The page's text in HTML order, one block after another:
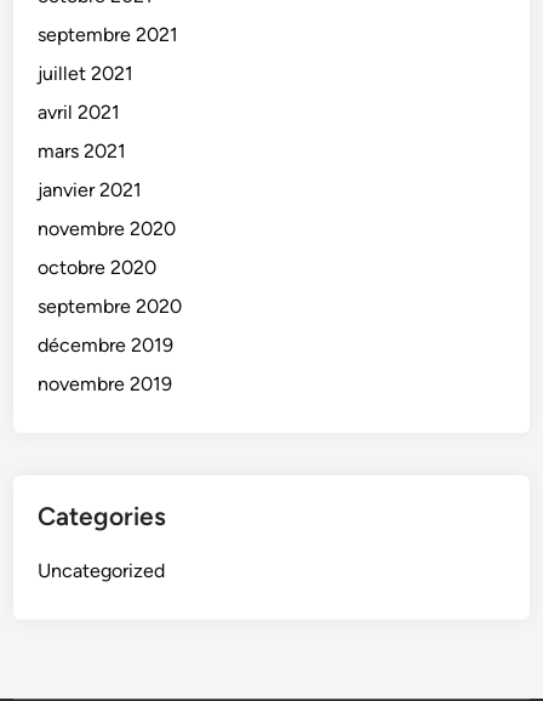
septembre 2021
juillet 2021
avril 2021
mars 2021
janvier 2021
novembre 2020
octobre 2020
septembre 2020
décembre 2019
novembre 2019
Categories
Uncategorized